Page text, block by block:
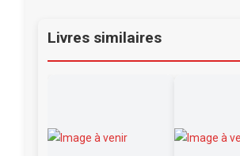
Livres similaires